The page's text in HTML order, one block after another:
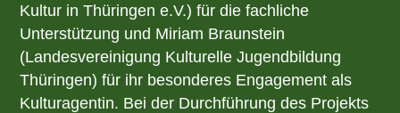
Kultur in Thüringen e.V.) für die fachliche
Unterstützung und Miriam Braunstein
(Landesvereinigung Kulturelle Jugendbildung
Thüringen) für ihr besonderes Engagement als
Kulturagentin. Bei der Durchführung des Projekts